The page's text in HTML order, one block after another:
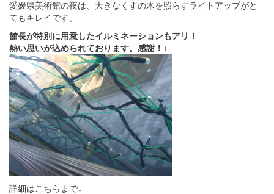
愛媛県美術館の夜は、大きなくすの木を照らすライトアップがと
てもキレイです。
館長が特別に用意したイルミネーションもアリ！
熱い思いが込められております。感謝！↓
詳細はこちらまで↓